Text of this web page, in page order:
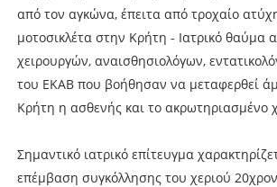
από τον αγκώνα, έπειτα από τροχαίο
μοτοσικλέτα στην Κρήτη - Ιατρικό θαύμα
χειρουργών, αναισθησιολόγων,
του ΕΚΑΒ που βοήθησαν να μεταφερθεί
Κρήτη η ασθενής και το ακρωτηριασμένο
Σημαντικό ιατρικό επίτευγμα
επέμβαση συγκόλλησης του χεριού